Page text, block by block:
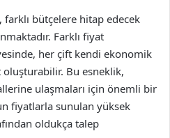
bütçelere hitap edecek
Farklı fiyat
her çift kendi ekonomik
Bu esneklik,
ulaşmaları için önemli bir
fiyatlarla sunulan yüksek
oldukça talep